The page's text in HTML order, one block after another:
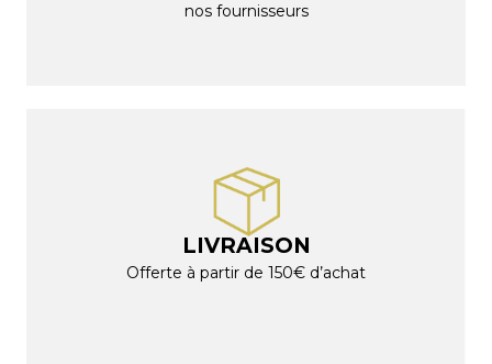
nos fournisseurs
LIVRAISON
Offerte à partir de 150€ d’achat